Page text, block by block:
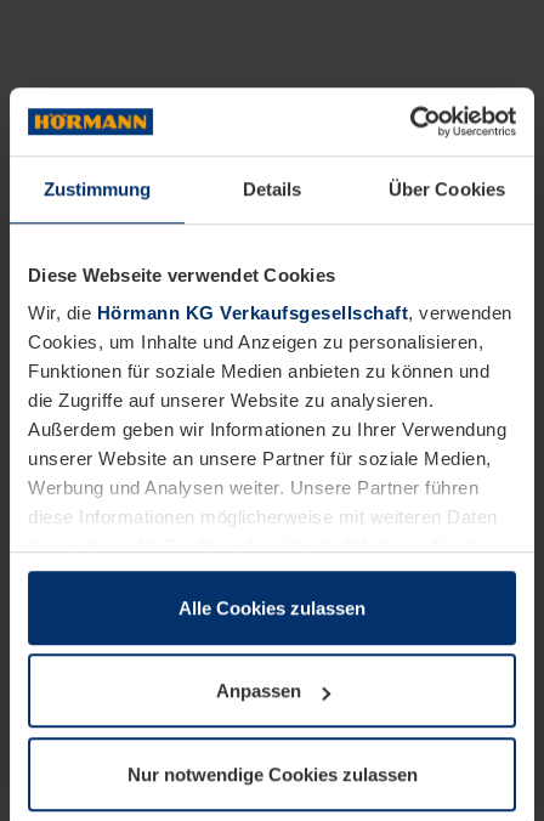
Zustimmung Details Über Cookies
Diese Webseite verwendet Cookies
Wir, die Hörmann KG Verkaufsgesellschaft, verwenden
Cookies, um Inhalte und Anzeigen zu personalisieren,
Funktionen für soziale Medien anbieten zu können und
die Zugriffe auf unserer Website zu analysieren.
Außerdem geben wir Informationen zu Ihrer Verwendung
unserer Website an unsere Partner für soziale Medien,
Werbung und Analysen weiter. Unsere Partner führen
diese Informationen möglicherweise mit weiteren Daten
sie im Rahmen Ihrer Nutzung der Dienste gesammelt
wenn diese für den Betrieb dieser Seite unbedingt
notwendig sind. Für alle anderen Cookie-Typen benötigen
wir Ihre Erlaubnis. Ihre Einwilligung können Sie jederzeit
Datenschutzerklärungunserer Website ändern oder
widerrufen.
Alle Cookies zulassen
Anpassen
Nur notwendige Cookies zulassen